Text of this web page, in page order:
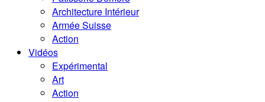
Architecture Intérieur
Armée Suisse
Action
Vidéos
Expérimental
Art
Action